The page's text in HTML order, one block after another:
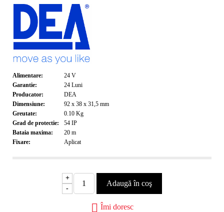
Alimentare: 24 V
Garantie:
24 Luni
Producator:
DEA
Dimensiune:
92 x 38 x 31,5 mm
Greutate:
0.10 Kg
Grad de protectie:
54 IP
Bataia maxima:
20 m
Fixare:
Aplicat
+
-
Îmi doresc